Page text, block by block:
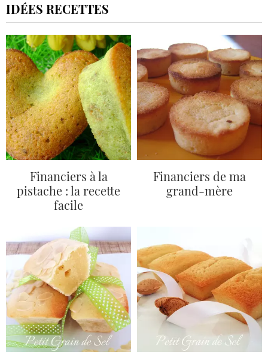
IDÉES RECETTES
Financiers à la
pistache : la recette
facile
Financiers de ma
grand-mère